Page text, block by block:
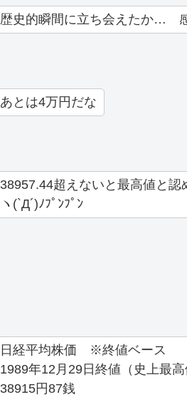
歴史的瞬間に立ち会えたか…
あとは4万円だな
38957.44超えないと最高値と認
ヽ(`Д´)ﾉﾌﾟﾝﾌﾟﾝ
日経平均株価 ※終値ベース
1989年12月29日終値（史上最
38915円87銭